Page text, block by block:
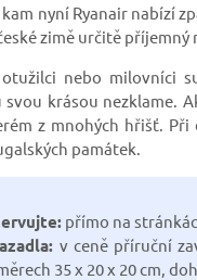
nyní Ryanair nabízí
zimě určitě příjemný
nebo milovníci
svou krásou nezklame.
z mnohých hřišť.
památek.
přímo na
v ceně příruční
35 x 20 x 20 cm,